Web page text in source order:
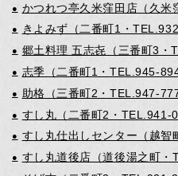
● かつれつ亭久米窪田店（久米
● きよみず（二番町1・
● 郷土料理 五志㐂（三番町3・
● 志季（二番町1・TEL.945-
● 助格（三番町2・TEL.947-
● すし丸（二番町2・TEL.941-
● すし丸仕出しセンター（越智
● すし丸道後店（道後湯之町・